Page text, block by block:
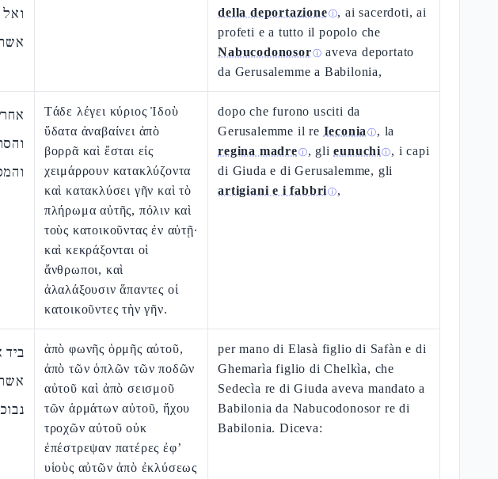
della deportazioneⓘ, ai sacerdoti, ai
profeti e a tutto il popolo che
Nabucodonosorⓘ aveva deportato
da Gerusalemme a Babilonia,
Τάδε λέγει κύριος Ἰδοὺ
ὕδατα ἀναβαίνει ἀπὸ
βορρᾶ καὶ ἔσται εἰς
χειμάρρουν κατακλύζοντα
καὶ κατακλύσει γῆν καὶ τὸ
πλήρωμα αὐτῆς, πόλιν καὶ
τοὺς κατοικοῦντας ἐν αὐτῇ·
καὶ κεκράξονται οἱ
ἄνθρωποι, καὶ
ἀλαλάξουσιν ἅπαντες οἱ
κατοικοῦντες τὴν γῆν.
dopo che furono usciti da
Gerusalemme il re Ieconia ⓘ, la
regina madreⓘ, glieunuchiⓘ, i capi
di Giuda e di Gerusalemme, gli
artigiani e i fabbriⓘ,
ἀπὸ φωνῆς ὁρμῆς αὐτοῦ,
ἀπὸ τῶν ὁπλῶν τῶν ποδῶν
αὐτοῦ καὶ ἀπὸ σεισμοῦ
τῶν ἁρμάτων αὐτοῦ, ἤχου
τροχῶν αὐτοῦ οὐκ
ἐπέστρεψαν πατέρες ἐφ’
υἱοὺς αὐτῶν ἀπὸ ἐκλύσεως
per mano di Elasà figlio di Safàn e di
Ghemarìa figlio di Chelkìa, che
Sedecìa re di Giuda aveva mandato a
Babilonia da Nabucodonosor re di
Babilonia. Diceva: